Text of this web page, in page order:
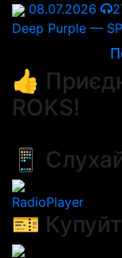
08.07.2026
Deep Purple —
👍
ROKS!
📱
RadioPlayer
🎫